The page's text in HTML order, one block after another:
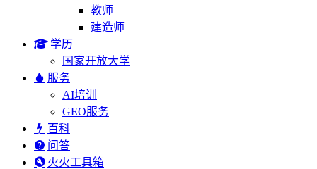
教师
建造师
学历
国家开放大学
服务
AI培训
GEO服务
百科
问答
火火工具箱